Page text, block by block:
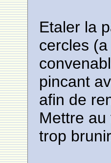
Etaler la
cercles
pincant
afin de
Mettre
trop